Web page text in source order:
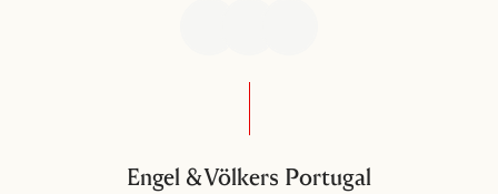
Engel & Völkers Portugal